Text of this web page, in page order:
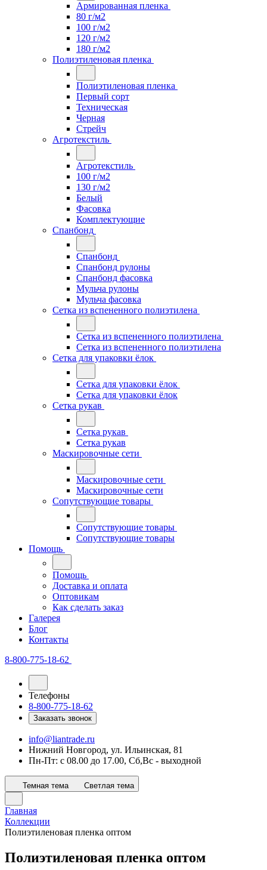
Армированная пленка
80 г/м2
100 г/м2
120 г/м2
180 г/м2
Полиэтиленовая пленка
Полиэтиленовая пленка
Первый сорт
Техническая
Черная
Стрейч
Агротекстиль
Агротекстиль
100 г/м2
130 г/м2
Белый
Фасовка
Комплектующие
Спанбонд
Спанбонд
Спанбонд рулоны
Спанбонд фасовка
Мульча рулоны
Мульча фасовка
Сетка из вспененного полиэтилена
Сетка из вспененного полиэтилена
Сетка из вспененного полиэтилена
Сетка для упаковки ёлок
Сетка для упаковки ёлок
Сетка для упаковки ёлок
Сетка рукав
Сетка рукав
Сетка рукав
Маскировочные сети
Маскировочные сети
Маскировочные сети
Сопутствующие товары
Сопутствующие товары
Сопутствующие товары
Помощь
Помощь
Доставка и оплата
Оптовикам
Как сделать заказ
Галерея
Блог
Контакты
8-800-775-18-62
Телефоны
8-800-775-18-62
Заказать звонок
info@liantrade.ru
Нижний Новгород, ул. Ильинская, 81
Пн-Пт: c 08.00 до 17.00, Cб,Вс - выходной
Темная тема Светлая тема
Главная
Коллекции
Полиэтиленовая пленка оптом
Полиэтиленовая пленка оптом